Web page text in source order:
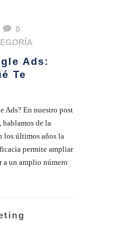
0
Ads:
Te
Ads? En nuestro post
de la
los últimos años la
permite ampliar
a un amplio número